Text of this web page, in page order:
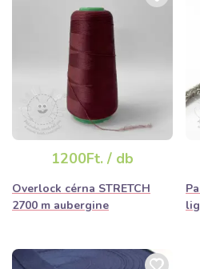
1200Ft. / db
Overlock cérna STRETCH
2700 m aubergine